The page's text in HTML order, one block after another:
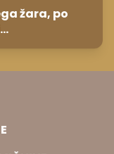
žara, po